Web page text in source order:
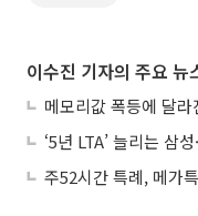
이수진 기자의 주요 뉴